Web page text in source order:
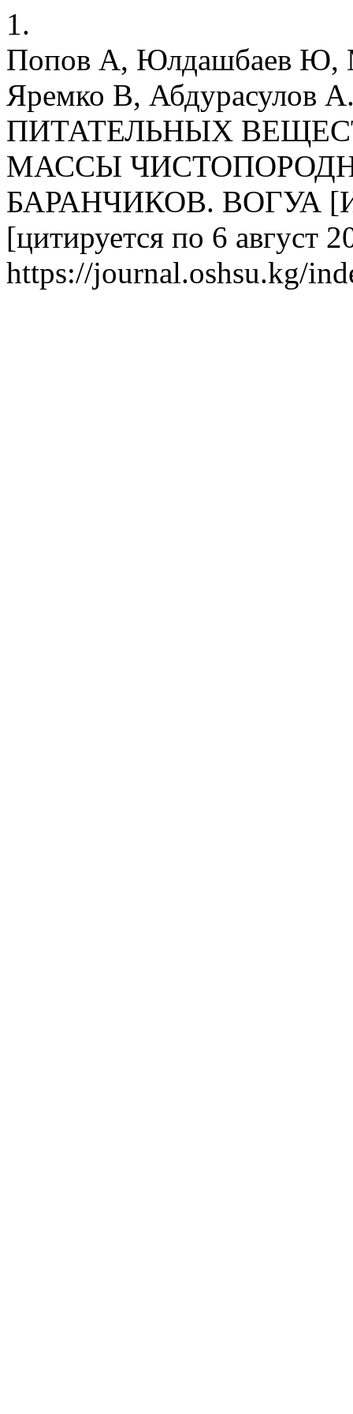
1.
Попов А, Юлдашбаев Ю,
Яремко В,
ПИТАТЕЛЬНЫХ
МАССЫ
БАРАНЧИКОВ. ВОГУА
[цитируется по 6 август
https://journal.oshsu.kg/